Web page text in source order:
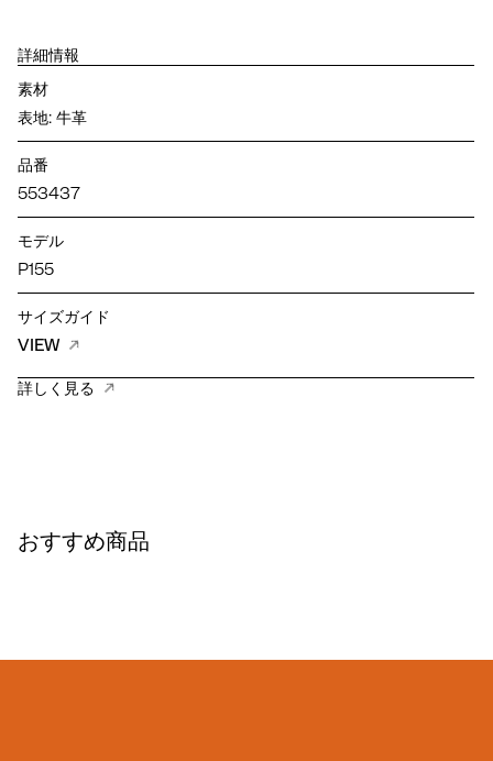
詳細情報
素材
表地: 牛革
品番
553437
モデル
P155
サイズガイド
VIEW
詳しく見る
おすすめ商品